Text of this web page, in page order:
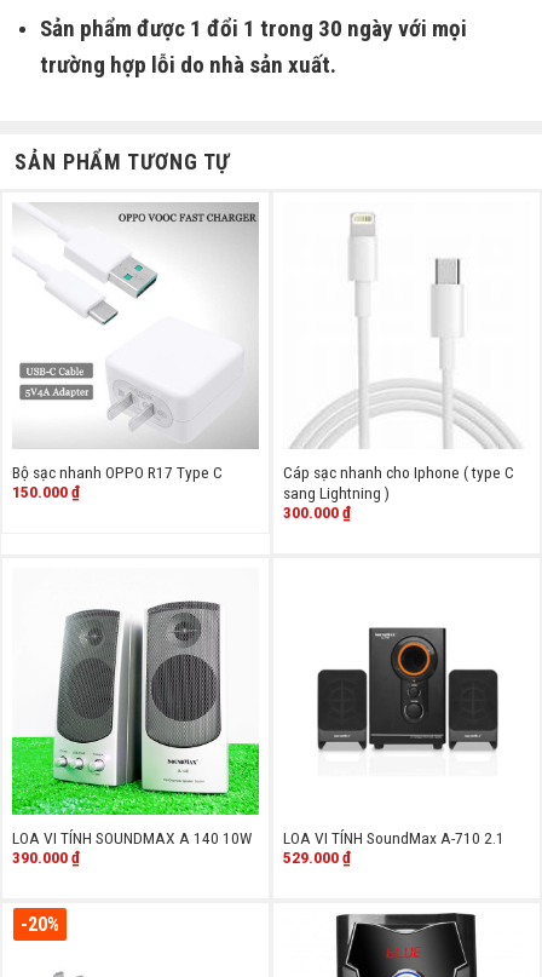
Sản phẩm được 1 đổi 1 trong 30 ngày với mọi
trường hợp lỗi do nhà sản xuất.
SẢN PHẨM TƯƠNG TỰ
Bộ sạc nhanh OPPO R17 Type C
150.000₫
Cáp sạc nhanh cho Iphone ( type C
sang Lightning )
300.000₫
LOA VI TÍNH SOUNDMAX A 140 10W
390.000₫
LOA VI TÍNH SoundMax A-710 2.1
529.000₫
-20%